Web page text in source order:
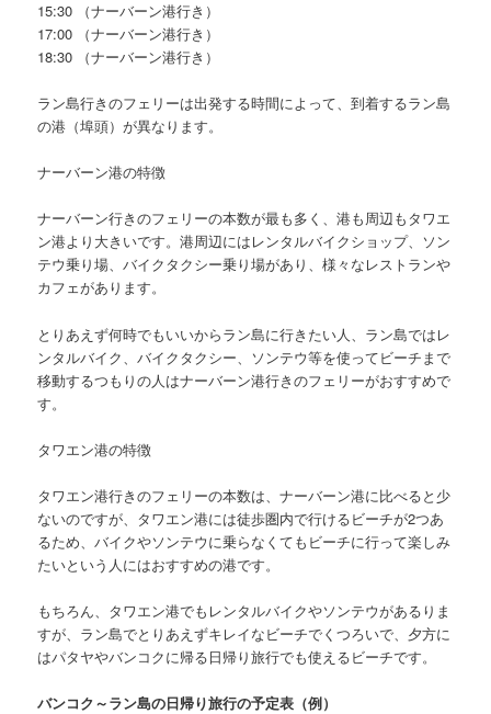
15:30 （ナーバーン港行き）
17:00 （ナーバーン港行き）
18:30 （ナーバーン港行き）
ラン島行きのフェリーは出発する時間によって、到着するラン島
の港（埠頭）が異なります。
ナーバーン港の特徴
ナーバーン行きのフェリーの本数が最も多く、港も周辺もタワエ
ン港より大きいです。港周辺にはレンタルバイクショップ、ソン
テウ乗り場、バイクタクシー乗り場があり、様々なレストランや
カフェがあります。
とりあえず何時でもいいからラン島に行きたい人、ラン島ではレ
ンタルバイク、バイクタクシー、ソンテウ等を使ってビーチまで
移動するつもりの人はナーバーン港行きのフェリーがおすすめで
す。
タワエン港の特徴
タワエン港行きのフェリーの本数は、ナーバーン港に比べると少
ないのですが、 タワエン港には徒歩圏内で行けるビーチが2つあ
るため、バイクやソンテウに乗らなくてもビーチに行って楽しみ
たいという人にはおすすめの港です。
もちろん、タワエン港でもレンタルバイクやソンテウがあるりま
すが、ラン島でとりあえずキレイなビーチでくつろいで、夕方に
はパタヤやバンコクに帰る日帰り旅行でも使えるビーチです。
バンコク～ラン島の日帰り旅行の予定表（例）